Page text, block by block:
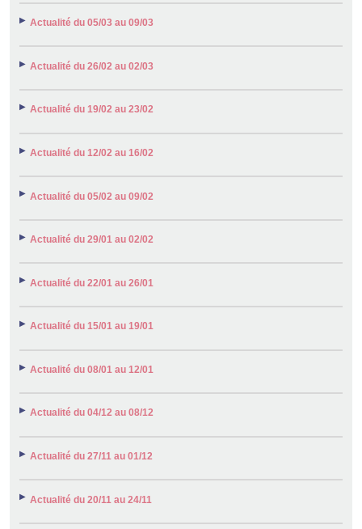
Actualité du 05/03 au 09/03
Actualité du 26/02 au 02/03
Actualité du 19/02 au 23/02
Actualité du 12/02 au 16/02
Actualité du 05/02 au 09/02
Actualité du 29/01 au 02/02
Actualité du 22/01 au 26/01
Actualité du 15/01 au 19/01
Actualité du 08/01 au 12/01
Actualité du 04/12 au 08/12
Actualité du 27/11 au 01/12
Actualité du 20/11 au 24/11